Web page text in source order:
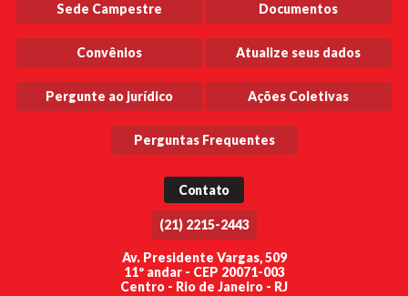
Sede Campestre Documentos
Convênios Atualize seus dados
Pergunte ao jurídico Ações Coletivas
Perguntas Frequentes
Contato
(21) 2215-2443
Av. Presidente Vargas, 509
11º andar - CEP 20071-003
Centro - Rio de Janeiro - RJ